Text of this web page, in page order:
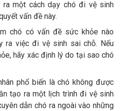
một cách dạy chó đi vệ sinh
vấn đề này.
chó có vấn đề sức khỏe nào
ra việc đi vệ sinh sai chỗ. Nếu
hãy xác định lý do tại sao chó
phổ biến là chó không được
tạo ra một lịch trình đi vệ sinh
dẫn chó ra ngoài vào những